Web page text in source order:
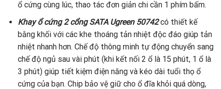
ổ cứng cùng lúc, thao tác đơn giản chi cần 1 phím bấm.
Khay ổ cứng 2 cổng SATA Ugreen 50742có thiết kế
bằng khối với các khe thoáng tản nhiệt độc đáo giúp tản
nhiệt nhanh hơn. Chế độ thông minh tự động chuyển sang
chế độ ngủ sau vài phút (khi kết nối 2 ổ là 15 phút, 1 ổ là
3 phút) giúp tiết kiệm điện năng và kéo dài tuổi thọ ổ
cứng của bạn. Chip bảo vệ giữ cho ổ đĩa khỏi quá dòng,